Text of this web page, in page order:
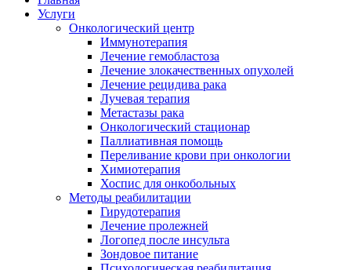
Услуги
Онкологический центр
Иммунотерапия
Лечение гемобластоза
Лечение злокачественных опухолей
Лечение рецидива рака
Лучевая терапия
Метастазы рака
Онкологический стационар
Паллиативная помощь
Переливание крови при онкологии
Химиотерапия
Хоспис для онкобольных
Методы реабилитации
Гирудотерапия
Лечение пролежней
Логопед после инсульта
Зондовое питание